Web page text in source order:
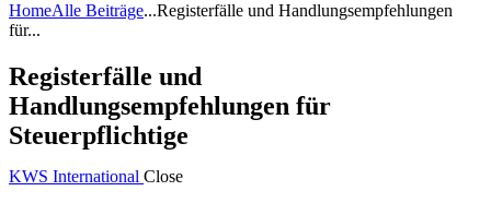
HomeAlle Beiträge...Registerfälle und Handlungsempfehlungen
für...
Registerfälle und
Handlungsempfehlungen für
Steuerpflichtige
KWS International Close